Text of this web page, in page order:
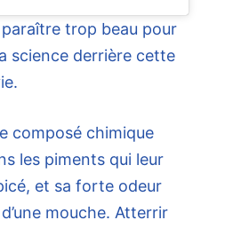
trop beau pour
science derrière cette
composé chimique
les piments qui leur
et sa forte odeur
mouche. Atterrir